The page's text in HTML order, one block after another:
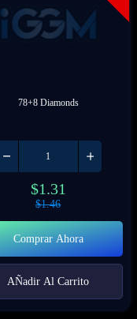
78+8 Diamonds
$1.31
$1.46
Comprar Ahora
AÑadir Al Carrito